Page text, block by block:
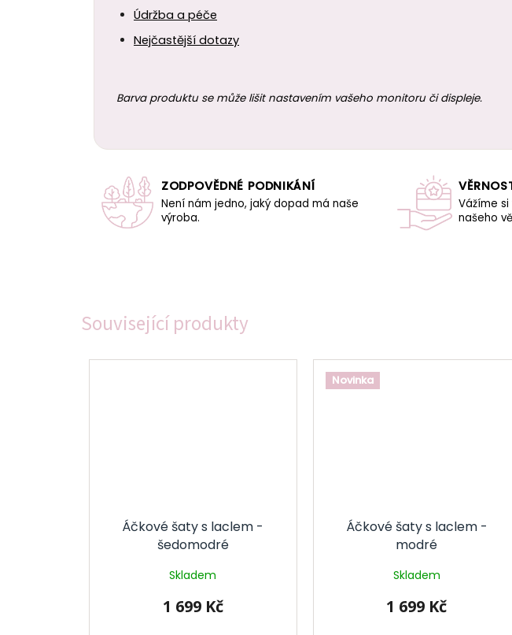
Související produkty
Áčkové šaty s laclem -
šedomodré
Skladem
1 699 Kč
Novinka
Áčkové šaty s laclem -
modré
Skladem
1 699 Kč
Údržba a péče
Nejčastější dotazy
Barva produktu se může lišit nastavením vašeho monitoru či displeje.
ZODPOVĚDNÉ PODNIKÁNÍ
Není nám jedno, jaký dopad má naše
výroba.
Vážíme
našeho